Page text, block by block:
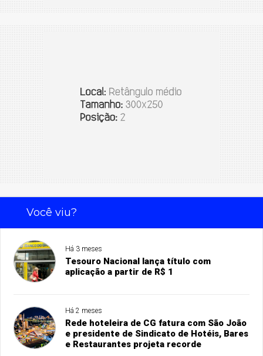
Você viu?
Há 3 meses
Tesouro Nacional lança título com
aplicação a partir de R$ 1
Há 2 meses
Rede hoteleira de CG fatura com São João
e presidente de Sindicato de Hotéis, Bares
e Restaurantes projeta recorde